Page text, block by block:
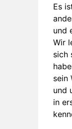
Es
und
Wir
sich
sein
und
in